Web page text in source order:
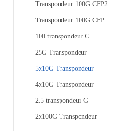
Transpondeur 100G CFP2
Transpondeur 100G CFP
100 transpondeur G
25G Transpondeur
5x10G Transpondeur
4x10G Transpondeur
2.5 transpondeur G
2x100G Transpondeur